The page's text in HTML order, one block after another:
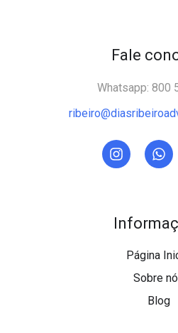
Página
Sobre
Blog
Fale
Whatsapp: 800